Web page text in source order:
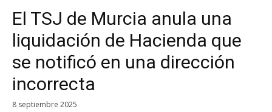
El TSJ de Murcia anula una
liquidación de Hacienda que
se notificó en una dirección
incorrecta
8 septiembre 2025